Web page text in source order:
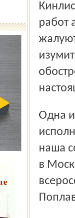
работ
Одна из самых трагических фигур оперы – донна Анна, её
наша
в